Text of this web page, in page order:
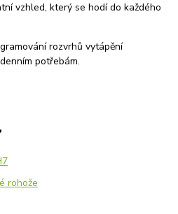
vzhled, který se hodí do každého
rozvrhů vytápění
potřebám.
rohože